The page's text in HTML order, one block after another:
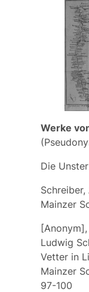
Werke
Die
Mainzer
Ludwig
Vetter in
Mainzer
97-100